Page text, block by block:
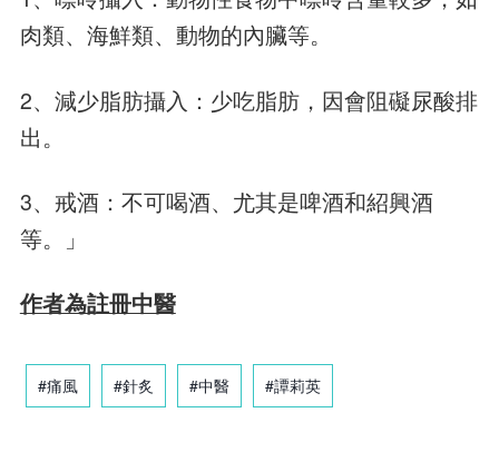
肉類、海鮮類、動物的內臟等。
2、減少脂肪攝入：少吃脂肪，因會阻礙尿酸排
出。
3、戒酒：不可喝酒、尤其是啤酒和紹興酒
等。」
作者為註冊中醫
#痛風 #針炙 #中醫 #譚莉英